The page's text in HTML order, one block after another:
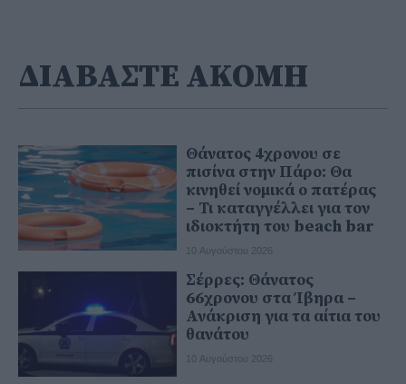
ΔΙΑΒΑΣΤΕ ΑΚΟΜΗ
Θάνατος 4χρονου σε
πισίνα στην Πάρο: Θα
κινηθεί νομικά ο πατέρας
– Τι καταγγέλλει για τον
ιδιοκτήτη του beach bar
10 Αυγούστου 2026
Σέρρες: Θάνατος
66χρονου στα Ίβηρα –
Ανάκριση για τα αίτια του
θανάτου
10 Αυγούστου 2026